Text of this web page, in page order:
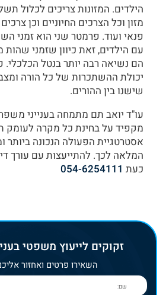
הילדים. המזונות צריכים לכלול
מזון וכל הצרכים החיוניים וכן
פנאי ועוד. פרמטר שני הוא זמני
עם הילדים, זאת כיוון שזמני שהות
הם נשיאה רבה יותר בנטל הכלכלי.
יכולת ההשתכרות של כל הורה
שישנו בין ההורים.
עו"ד יואב תם מתמחה בענייני
מקפיד על בחינת כל מקרה לעומק
אסטרטגיית הפעולה הנכונה
המלאה לכך. להתייעצות עם עורך
כעת 054-6254111
זקוקים לייעוץ משפטי
השאירו פרטים ואחזור